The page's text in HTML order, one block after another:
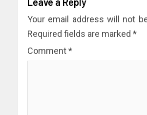
Your email address will not
Required fields are marked *
Comment*